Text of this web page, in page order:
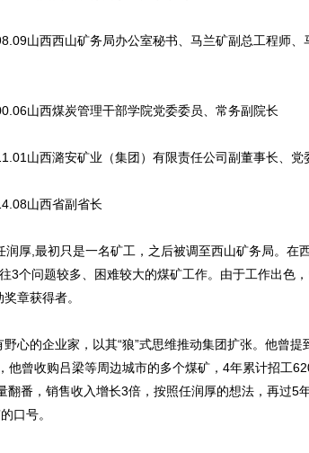
山西西山矿务局办公室秘书、马兰矿副总工程师、
山西煤炭管理干部学院党委委员、常务副院长
山西潞安矿业（集团）有限责任公司副董事长、党
山西省副省长
,最初只是一名矿工，之后被调至西山矿务局。在
3个问题较多、困难较大的煤矿工作。由于工作出色
章获得者。
的企业家，以其“狼”式思维推动集团扩张。他曾提
他曾收购吕梁等周边城市的多个煤矿，4年累计招工
翻番，销售收入增长3倍，按照任润厚的想法，再过5
口号。